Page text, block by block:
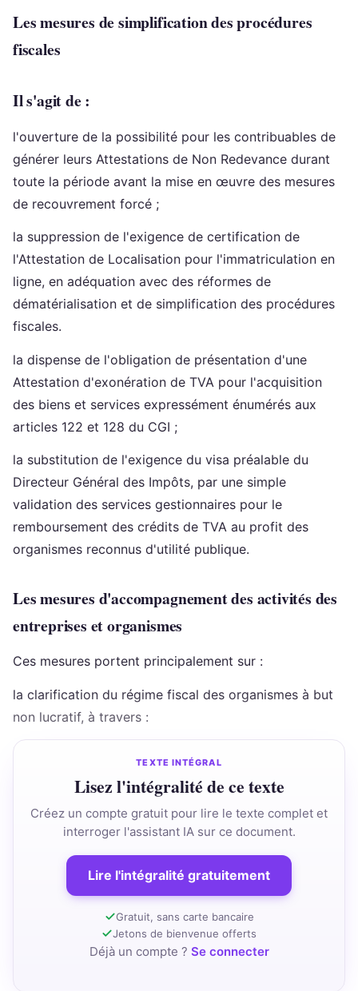
Les mesures de simplification des procédures
fiscales
Il s'agit de :
l'ouverture de la possibilité pour les contribuables de
générer leurs Attestations de Non Redevance durant
toute la période avant la mise en œuvre des mesures
de recouvrement forcé ;
la suppression de l'exigence de certification de
l'Attestation de Localisation pour l'immatriculation en
ligne, en adéquation avec des réformes de
dématérialisation et de simplification des procédures
fiscales.
la dispense de l'obligation de présentation d'une
Attestation d'exonération de TVA pour l'acquisition
des biens et services expressément énumérés aux
articles 122 et 128 du CGI ;
la substitution de l'exigence du visa préalable du
Directeur Général des Impôts, par une simple
validation des services gestionnaires pour le
remboursement des crédits de TVA au profit des
organismes reconnus d'utilité publique.
Les mesures d'accompagnement des activités des
entreprises et organismes
Ces mesures portent principalement sur :
la clarification du régime fiscal des organismes à but
non lucratif, à travers :
TEXTE INTÉGRAL
Lisez l'intégralité de ce texte
Créez un compte gratuit pour lire le texte complet et
interroger l'assistant IA sur ce document.
Lire l'intégralité gratuitement
Gratuit, sans carte bancaire
Jetons de bienvenue offerts
Déjà un compte ? Se connecter